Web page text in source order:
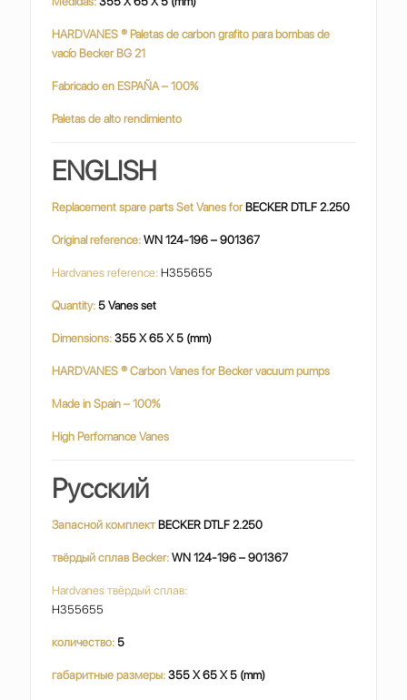
HARDVANES® Paletas de carbon grafito para bombas de
vacío Becker BG 21
Fabricado en ESPAÑA – 100%
Paletas de alto rendimiento
ENGLISH
Replacement spare parts Set Vanes for BECKER DTLF 2.250
Original reference:WN 124-196 – 901367
Hardvanes reference: H355655
Quantity: 5 Vanes set
Dimensions:355 X 65 X 5 (mm)
HARDVANES®Carbon Vanes for Becker vacuum pumps
Made in Spain – 100%
High Perfomance Vanes
Русский
Запасной комплект BECKER DTLF 2.250
твёрдый сплав Becker: WN 124-196 – 901367
Hardvanes твёрдый сплав:
H355655
количество: 5
габаритные размеры:355 X 65 X 5 (mm)